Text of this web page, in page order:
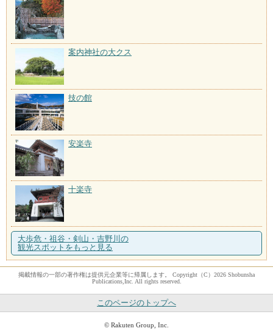
案内神社の大クス
技の館
安楽寺
十楽寺
大歩危・祖谷・剣山・吉野川の
観光スポットをもっと見る
掲載情報の一部の著作権は提供元企業等に帰属します。 Copyright（C）2026 Shobunsha
Publications,Inc. All rights reserved.
このページのトップへ
© Rakuten Group, Inc.